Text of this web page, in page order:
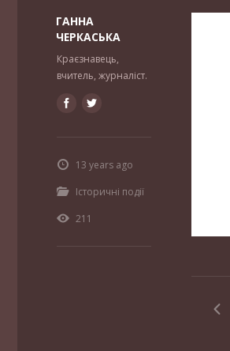
ГАННА
ЧЕРКАСЬКА
Краєзнавець,
вчитель, журналіст.
13 years ago
Історичні події
211